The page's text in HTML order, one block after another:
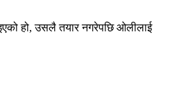
हो, उसलै तयार नगरेपछि ओलीलाई